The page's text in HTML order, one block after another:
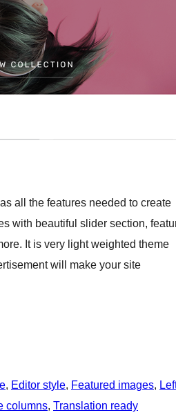
all the features needed to create
with beautiful slider section,
It is very light weighted theme
will make your site
, Editor style, Featured images,
columns, Translation ready